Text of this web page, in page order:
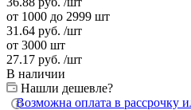
от 1000 до 2999 шт
31.64 руб. /шт
от 3000 шт
27.17 руб. /шт
В наличии
Нашли дешевле?
Возможна оплата в рассрочку